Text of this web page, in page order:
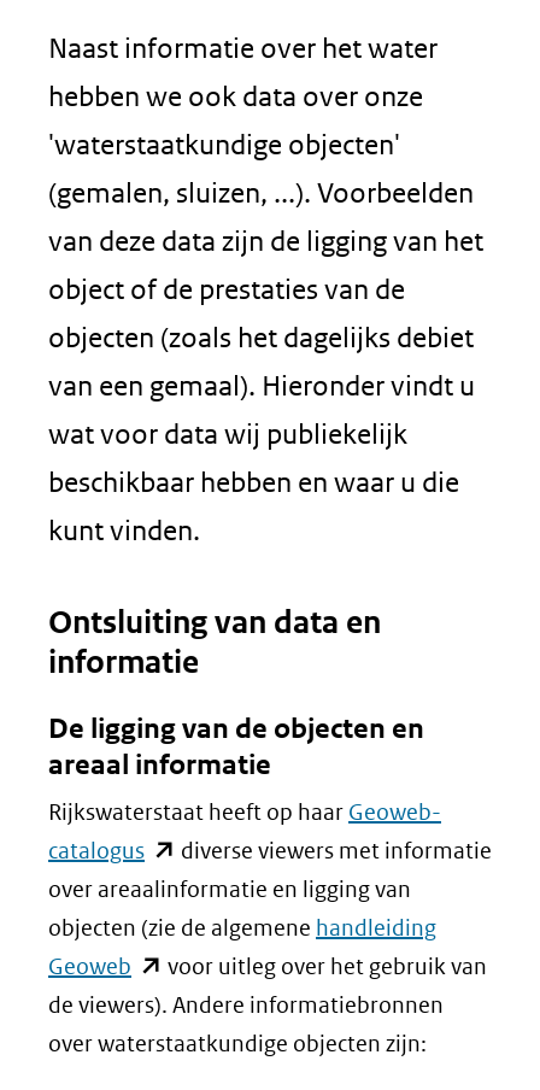
Naast informatie over het water
hebben we ook data over onze
'waterstaatkundige objecten'
(gemalen, sluizen, ...). Voorbeelden
van deze data zijn de ligging van het
object of de prestaties van de
objecten (zoals het dagelijks debiet
van een gemaal). Hieronder vindt u
wat voor data wij publiekelijk
beschikbaar hebben en waar u die
kunt vinden.
Ontsluiting van data en
informatie
De ligging van de objecten en
areaal informatie
Rijkswaterstaat heeft op haar Geoweb-
catalogus(opent
in
nieuw
venster)
(verwijst
naar
diverse viewers met informatie
over areaalinformatie en ligging van
objecten (zie de algemene handleiding
Geoweb (opent
in
nieuw
voor uitleg over het gebruik van
de viewers). Andere informatiebronnen
over waterstaatkundige objecten zijn: